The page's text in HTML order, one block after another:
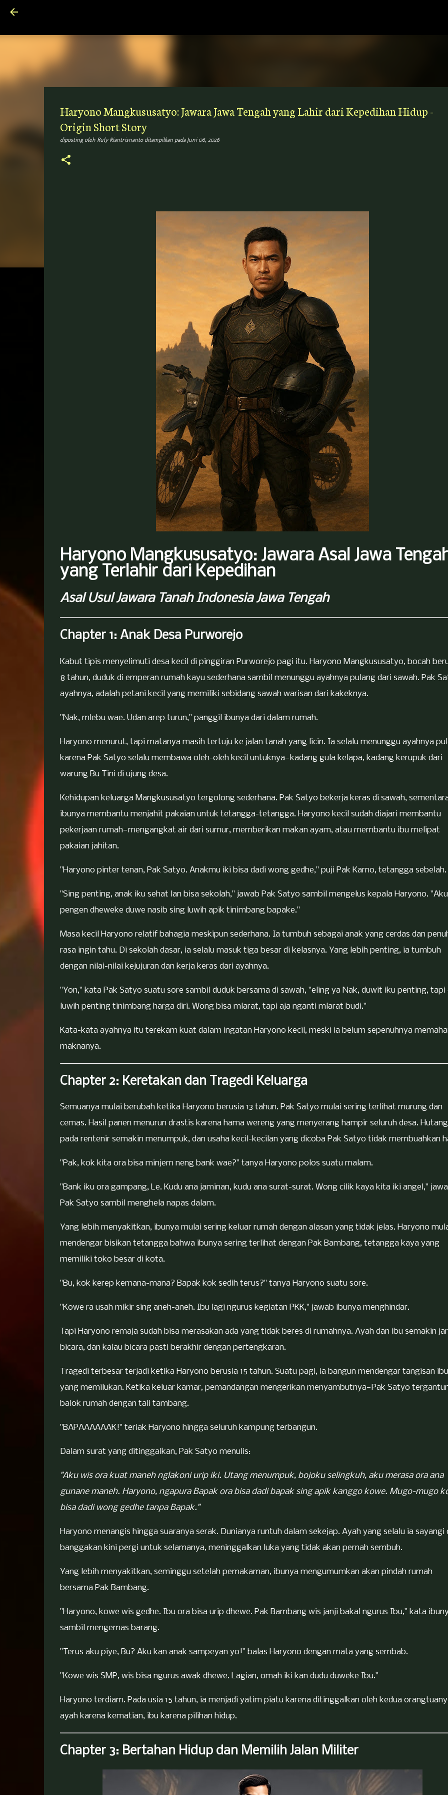
Haryono Mangkususatyo: Jawara Jawa Tengah yang Lahir dari Kepedihan Hidup -
Origin Short Story
diposting oleh Ruly Riantrisnanto ditampilkan pada Juni 06, 2026
Haryono Mangkususatyo: Jawara Asal Jawa
yang Terlahir dari Kepedihan
Asal Usul Jawara Tanah Indonesia Jawa Tengah
Chapter 1: Anak Desa Purworejo
Kabut tipis menyelimuti desa kecil di pinggiran Purworejo pagi itu. Haryono Mangkususatyo, bocah
8 tahun, duduk di emperan rumah kayu sederhana sambil menunggu ayahnya pulang dari sawah. Pak
ayahnya, adalah petani kecil yang memiliki sebidang sawah warisan dari kakeknya.
"Nak, mlebu wae. Udan arep turun," panggil ibunya dari dalam rumah.
Haryono menurut, tapi matanya masih tertuju ke jalan tanah yang licin. Ia selalu menunggu ayahnya
karena Pak Satyo selalu membawa oleh-oleh kecil untuknya—kadang gula kelapa, kadang kerupuk dari
warung Bu Tini di ujung desa.
Kehidupan keluarga Mangkususatyo tergolong sederhana. Pak Satyo bekerja keras di sawah,
ibunya membantu menjahit pakaian untuk tetangga-tetangga. Haryono kecil sudah diajari membantu
pekerjaan rumah—mengangkat air dari sumur, memberikan makan ayam, atau membantu ibu melipat
pakaian jahitan.
"Haryono pinter tenan, Pak Satyo. Anakmu iki bisa dadi wong gedhe," puji Pak Karno, tetangga sebelah.
"Sing penting, anak iku sehat lan bisa sekolah," jawab Pak Satyo sambil mengelus kepala Haryono. "Aku
pengen dheweke duwe nasib sing luwih apik tinimbang bapake."
Masa kecil Haryono relatif bahagia meskipun sederhana. Ia tumbuh sebagai anak yang cerdas dan
rasa ingin tahu. Di sekolah dasar, ia selalu masuk tiga besar di kelasnya. Yang lebih penting, ia tumbuh
dengan nilai-nilai kejujuran dan kerja keras dari ayahnya.
"Yon," kata Pak Satyo suatu sore sambil duduk bersama di sawah, "eling ya Nak, duwit iku penting, tapi
luwih penting tinimbang harga diri. Wong bisa mlarat, tapi aja nganti mlarat budi."
Kata-kata ayahnya itu terekam kuat dalam ingatan Haryono kecil, meski ia belum sepenuhnya
maknanya.
Chapter 2: Keretakan dan Tragedi Keluarga
Semuanya mulai berubah ketika Haryono berusia 13 tahun. Pak Satyo mulai sering terlihat murung dan
cemas. Hasil panen menurun drastis karena hama wereng yang menyerang hampir seluruh desa. Hutang
pada rentenir semakin menumpuk, dan usaha kecil-kecilan yang dicoba Pak Satyo tidak membuahkan
"Pak, kok kita ora bisa minjem neng bank wae?" tanya Haryono polos suatu malam.
"Bank iku ora gampang, Le. Kudu ana jaminan, kudu ana surat-surat. Wong cilik kaya kita iki angel,"
Pak Satyo sambil menghela napas dalam.
Yang lebih menyakitkan, ibunya mulai sering keluar rumah dengan alasan yang tidak jelas. Haryono
mendengar bisikan tetangga bahwa ibunya sering terlihat dengan Pak Bambang, tetangga kaya yang
memiliki toko besar di kota.
"Bu, kok kerep kemana-mana? Bapak kok sedih terus?" tanya Haryono suatu sore.
"Kowe ra usah mikir sing aneh-aneh. Ibu lagi ngurus kegiatan PKK," jawab ibunya menghindar.
Tapi Haryono remaja sudah bisa merasakan ada yang tidak beres di rumahnya. Ayah dan ibu semakin
bicara, dan kalau bicara pasti berakhir dengan pertengkaran.
Tragedi terbesar terjadi ketika Haryono berusia 15 tahun. Suatu pagi, ia bangun mendengar tangisan
yang memilukan. Ketika keluar kamar, pemandangan mengerikan menyambutnya—Pak Satyo
balok rumah dengan tali tambang.
"BAPAAAAAAK!" teriak Haryono hingga seluruh kampung terbangun.
Dalam surat yang ditinggalkan, Pak Satyo menulis:
"Aku wis ora kuat maneh nglakoni urip iki. Utang menumpuk, bojoku selingkuh, aku merasa ora ana
gunane maneh. Haryono, ngapura Bapak ora bisa dadi bapak sing apik kanggo kowe. Mugo-mugo
bisa dadi wong gedhe tanpa Bapak."
Haryono menangis hingga suaranya serak. Dunianya runtuh dalam sekejap. Ayah yang selalu ia sayangi
banggakan kini pergi untuk selamanya, meninggalkan luka yang tidak akan pernah sembuh.
Yang lebih menyakitkan, seminggu setelah pemakaman, ibunya mengumumkan akan pindah rumah
bersama Pak Bambang.
"Haryono, kowe wis gedhe. Ibu ora bisa urip dhewe. Pak Bambang wis janji bakal ngurus Ibu," kata
sambil mengemas barang.
"Terus aku piye, Bu? Aku kan anak sampeyan yo!" balas Haryono dengan mata yang sembab.
"Kowe wis SMP, wis bisa ngurus awak dhewe. Lagian, omah iki kan dudu duweke Ibu."
Haryono terdiam. Pada usia 15 tahun, ia menjadi yatim piatu karena ditinggalkan oleh kedua
ayah karena kematian, ibu karena pilihan hidup.
Chapter 3: Bertahan Hidup dan Memilih Jalan Militer